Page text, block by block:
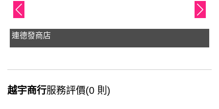
連德發商店
越宇商行服務評價(0 則)